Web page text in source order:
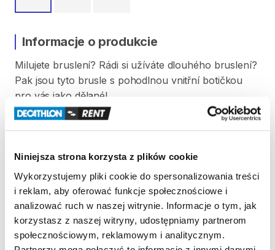
Niniejsza strona korzysta z plików cookie
Wykorzystujemy pliki cookie do spersonalizowania treści
i reklam, aby oferować funkcje społecznościowe i
analizować ruch w naszej witrynie. Informacje o tym, jak
korzystasz z naszej witryny, udostępniamy partnerom
społecznościowym, reklamowym i analitycznym.
Informacje o produkcie
Milujete bruslení? Rádi si užíváte dlouhého bruslení?
Pak jsou tyto brusle s pohodlnou vnitřní botičkou
pro vás jako dělané!
Strona produktu w sklepie
Zasady wypożyczenia
REGULAMIN